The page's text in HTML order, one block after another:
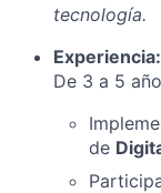
tecnología.
Experiencia:
De 3 a 5
de